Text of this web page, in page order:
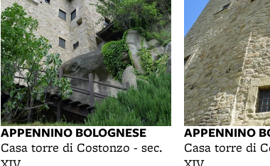
APPENNINO BOLOGNESE
Casa torre di Costonzo - sec.
APPENNINO
Casa torre di